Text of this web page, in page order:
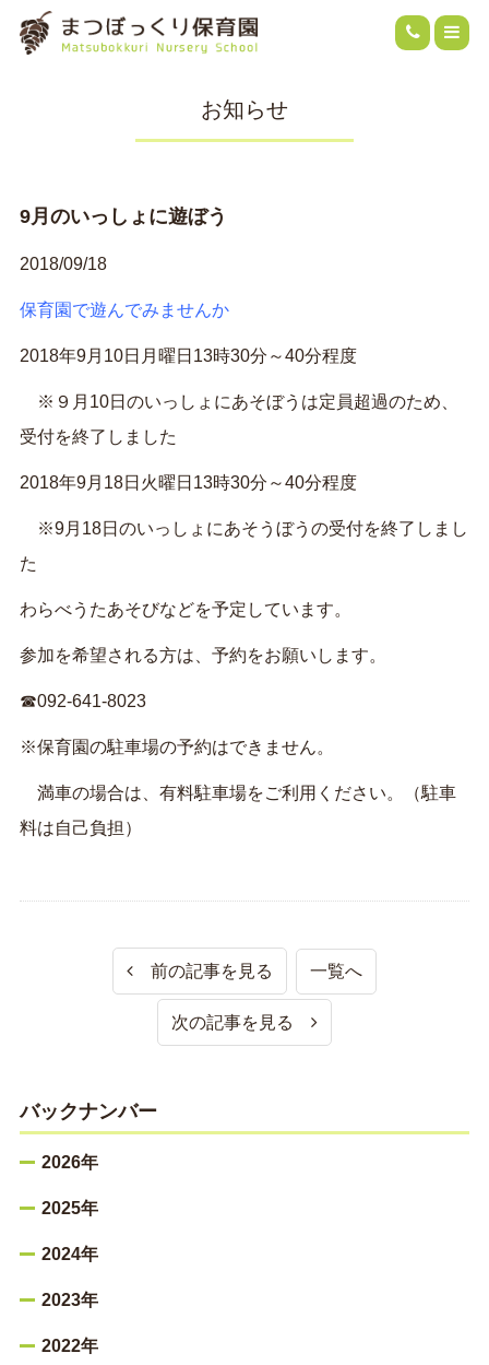
お知らせ
9月のいっしょに遊ぼう
2018/09/18
保育園で遊んでみませんか
2018年9月10日月曜日13時30分～40分程度
※９月10日のいっしょにあそぼうは定員超過のため、
受付を終了しました
2018年9月18日火曜日13時30分～40分程度
※9月18日のいっしょにあそうぼうの受付を終了しまし
た
わらべうたあそびなどを予定しています。
参加を希望される方は、予約をお願いします。
☎092-641-8023
※保育園の駐車場の予約はできません。
満車の場合は、有料駐車場をご利用ください。（駐車
料は自己負担）
前の記事を見る 一覧へ
次の記事を見る
バックナンバー
2026年
2025年
2024年
2023年
2022年